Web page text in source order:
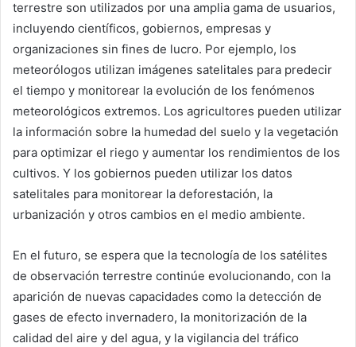
terrestre son utilizados por una amplia gama de usuarios,
incluyendo científicos, gobiernos, empresas y
organizaciones sin fines de lucro. Por ejemplo, los
meteorólogos utilizan imágenes satelitales para predecir
el tiempo y monitorear la evolución de los fenómenos
meteorológicos extremos. Los agricultores pueden utilizar
la información sobre la humedad del suelo y la vegetación
para optimizar el riego y aumentar los rendimientos de los
cultivos. Y los gobiernos pueden utilizar los datos
satelitales para monitorear la deforestación, la
urbanización y otros cambios en el medio ambiente.
En el futuro, se espera que la tecnología de los satélites
de observación terrestre continúe evolucionando, con la
aparición de nuevas capacidades como la detección de
gases de efecto invernadero, la monitorización de la
calidad del aire y del agua, y la vigilancia del tráfico